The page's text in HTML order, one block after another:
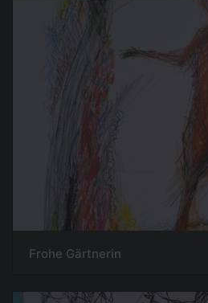
Frohe Gärtnerin